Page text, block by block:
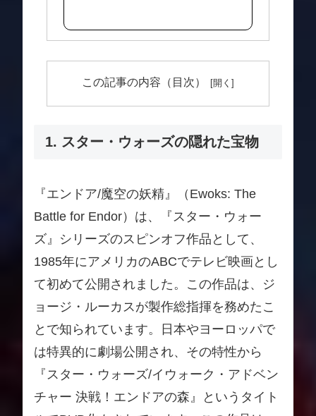
この記事の内容（目次）
1. スター・ウォーズの隠れた宝物
『エンドア/魔空の妖精』（Ewoks: The
Battle for Endor）は、『スター・ウォー
ズ』シリーズのスピンオフ作品として、
1985年にアメリカのABCでテレビ映画とし
て初めて公開されました。この作品は、ジ
ョージ・ルーカスが製作総指揮を務めたこ
とで知られています。日本やヨーロッパで
は特異的に劇場公開され、その特性から
『スター・ウォーズ/イウォーク・アドベン
チャー 決戦！エンドアの森』というタイト